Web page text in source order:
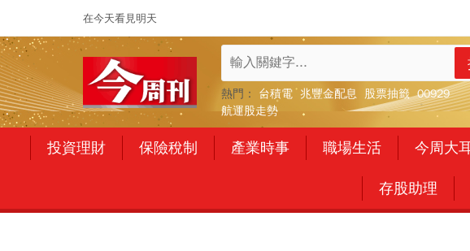
在今天看見明天
熱門： 台積電 兆豐金配息 股票抽籤 00929
航運股走勢
投資理財 保險稅制 產業時事 職場生活 今周大
存股助理